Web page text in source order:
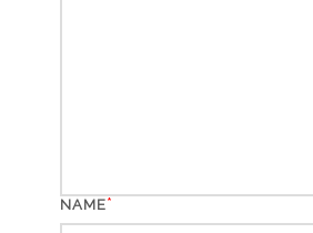
NAME*